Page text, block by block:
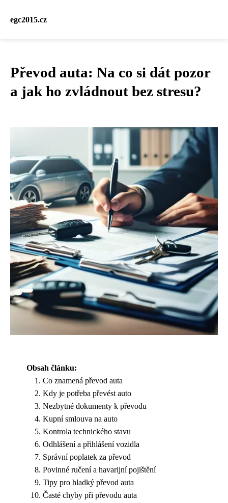
egc2015.cz
Převod auta: Na co si dát pozor
a jak ho zvládnout bez stresu?
Obsah článku:
Co znamená převod auta
Kdy je potřeba převést auto
Nezbytné dokumenty k převodu
Kupní smlouva na auto
Kontrola technického stavu
Odhlášení a přihlášení vozidla
Správní poplatek za převod
Povinné ručení a havarijní pojištění
Tipy pro hladký převod auta
Časté chyby při převodu auta